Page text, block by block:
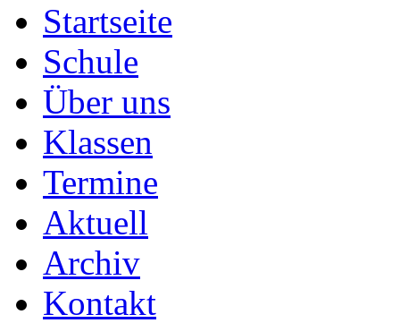
Startseite
Schule
Über uns
Klassen
Termine
Aktuell
Archiv
Kontakt